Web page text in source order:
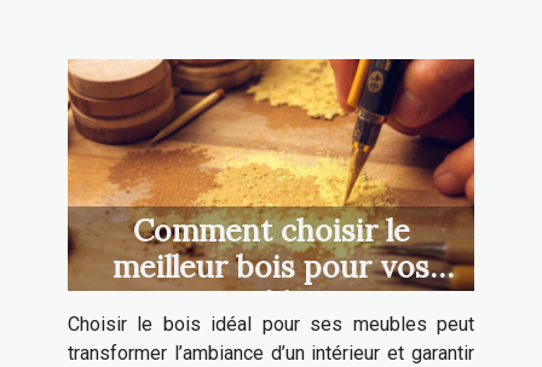
Comment choisir le
meilleur bois pour vos
meubles ?
Choisir le bois idéal pour ses meubles peut
transformer l’ambiance d’un intérieur et garantir